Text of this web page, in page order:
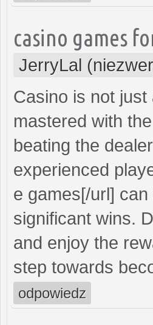
casino games
JerryLal
Casino is not
mastered with
beating the
experienced
e games[/url]
significant wins.
and enjoy the
step towards
odpowiedz